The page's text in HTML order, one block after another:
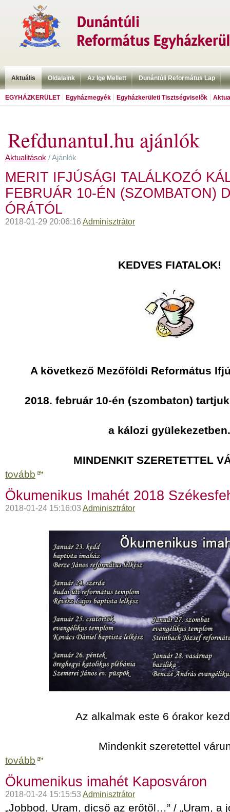
Aktuális Oldalaink Az Ige Mellett Dunántúli Református Lap
EGYHÁZKERÜLET Egyházmegyék Egyházkerületi Tisztségviselők
Refdunantul.hu ajánlók
Aktualitások / Ajánlók
MERIT IFJÚSÁGI TALÁLKOZÓ
FEBRUÁR 10-ÉN (SZOMBATON)
ÓRÁTÓL
2018-01-29 20:06:16 Adminisztrátor
KEDVES FIATALOK!
A következő Mezőföldi Református
2018. február 10-én (szombaton)
a kálozi gyülekezetben.
MINDENKIT SZERETETTEL
tovább
Ökumenikus Imahét 2018
2018-01-24 15:16:03 Adminisztrátor
Az alkalmak este 6 órakor
Mindenkit szeretettel
tovább
Ökumenikus imahét Kaposváron
2018-01-24 15:15:53 Adminisztrátor
„Jobbod, Uram, dicső az erőtől…” / „Uram, a